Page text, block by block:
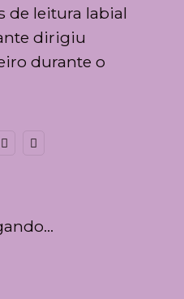
de leitura labial
dirigiu
durante o